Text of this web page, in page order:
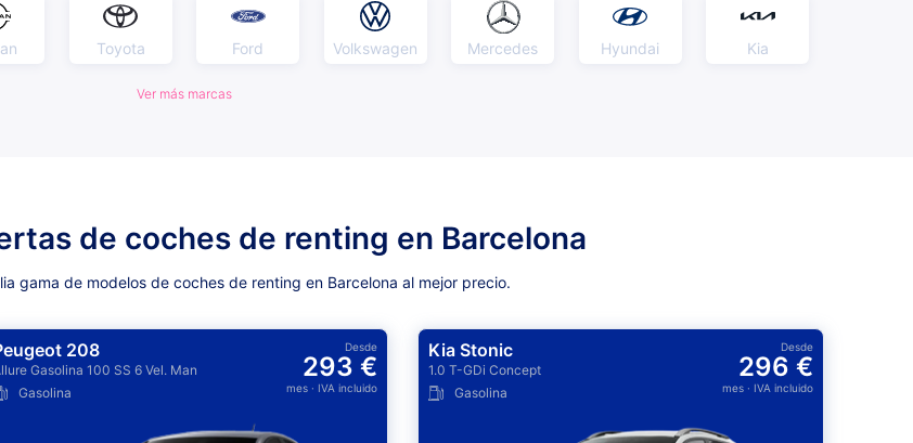
Toyota Ford Volkswagen Mercedes Hyundai Kia
Ver más marcas
de coches de renting en Barcelona
gama de modelos de coches de renting en Barcelona al mejor precio.
208
Gasolina 100 SS 6 Vel. Man
Gasolina
Desde
293 €
mes· IVA incluido
Kia Stonic
1.0 T-GDi Concept
Gasolina
Desde
296 €
mes· IVA incluido